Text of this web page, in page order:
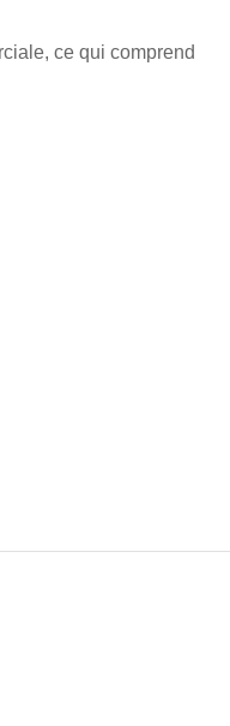
ce qui comprend